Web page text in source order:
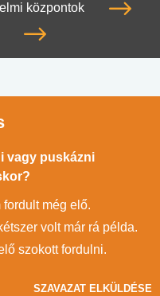
központok
vagy puskázni
fordult még elő.
volt már rá példa.
szokott fordulni.
SZAVAZAT ELKÜLDÉSE